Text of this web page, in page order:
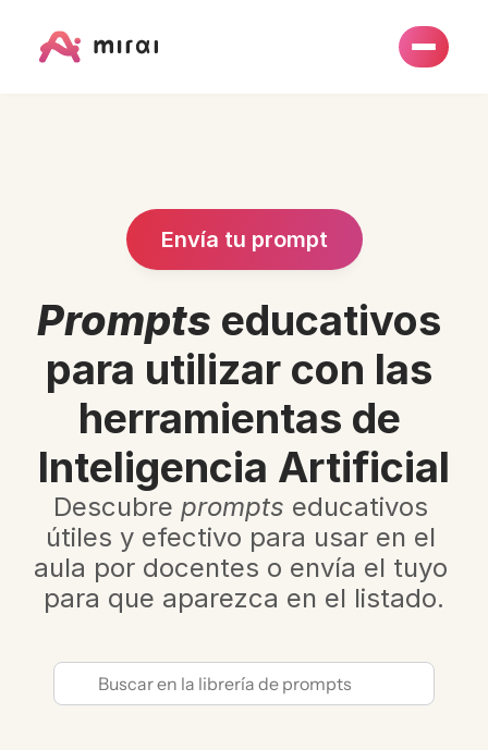
Envía tu prompt
Prompts educativos
para utilizar con las
herramientas de
Inteligencia Artificial
Descubre prompts educativos
útiles y efectivo para usar en el
aula por docentes o envía el tuyo
para que aparezca en el listado.